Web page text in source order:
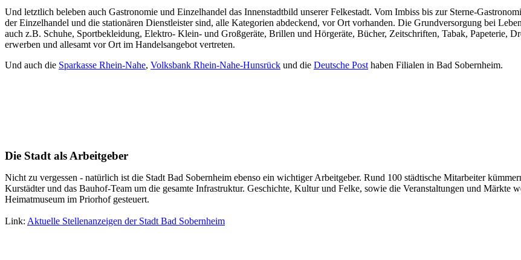
Und letztlich beleben auch Gastronomie und Einzelhandel das Innenstadtbild unserer Felkestadt. Vom Imbiss bis zur Sterne-
der Einzelhandel und die stationären Dienstleister sind, alle Kategorien abdeckend, vor Ort vorhanden. Die Grundversorgung bei
auch z.B. Schuhe, Sportbekleidung, Elektro- Klein- und Großgeräte, Brillen und Hörgeräte, Bücher, Zeitschriften, Tabak, Papeterie,
erwerben und allesamt vor Ort im Handelsangebot vertreten.
Und auch die Sparkasse Rhein-Nahe, Volksbank Rhein-Nahe-Hunsrück und die Deutsche Post haben Filialen in Bad Sobernheim.
Die Stadt als Arbeitgeber
Nicht zu vergessen - natürlich ist die Stadt Bad Sobernheim ebenso ein wichtiger Arbeitgeber. Rund 100 städtische Mitarbeiter
Kurstädter und das Bauhof-Team um die gesamte Infrastruktur. Geschichte, Kultur und Felke, sowie die Veranstaltungen und Märkte
Heimatmuseum im Priorhof gesteuert.
Link: Aktuelle Stellenanzeigen der Stadt Bad Sobernheim